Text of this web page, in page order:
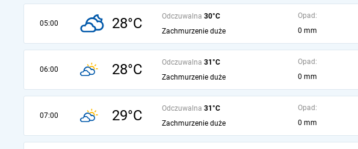
05:00 28°C Odczuwalna 30°C
Zachmurzenie duże
Opad:
0 mm
06:00 28°C Odczuwalna 31°C
Zachmurzenie duże
Opad:
0 mm
07:00 29°C Odczuwalna 31°C
Zachmurzenie duże
Opad:
0 mm